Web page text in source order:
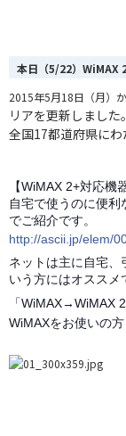
本日（5/22）WiMAX
2015年5月18日（月）
リアを更新しました。
全国17都道府県にわ
【WiMAX 2+対応機
自宅で使うのに便
でご紹介です。
http://ascii.jp/elem/
ネットは主に自宅、
いう方にはオススメ
「WiMAX→WiMAX
WiMAXをお使いの